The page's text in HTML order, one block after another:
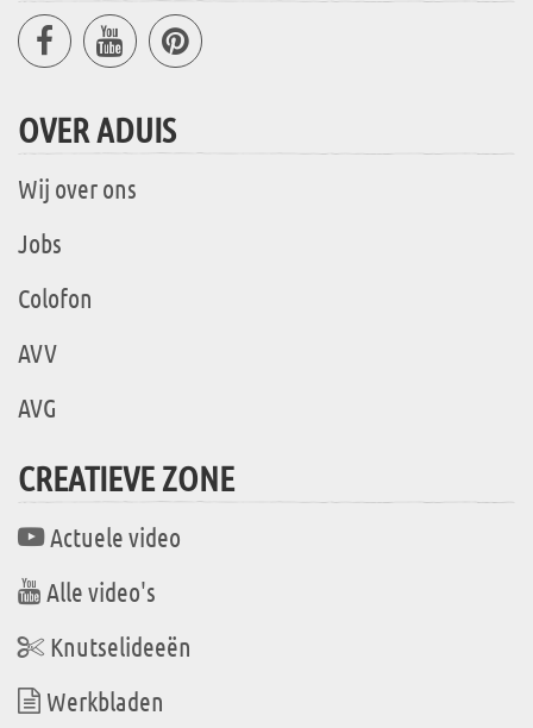
OVER ADUIS
Wij over ons
Jobs
Colofon
AVV
AVG
CREATIEVE ZONE
Actuele video
Alle video's
Knutselideeën
Werkbladen